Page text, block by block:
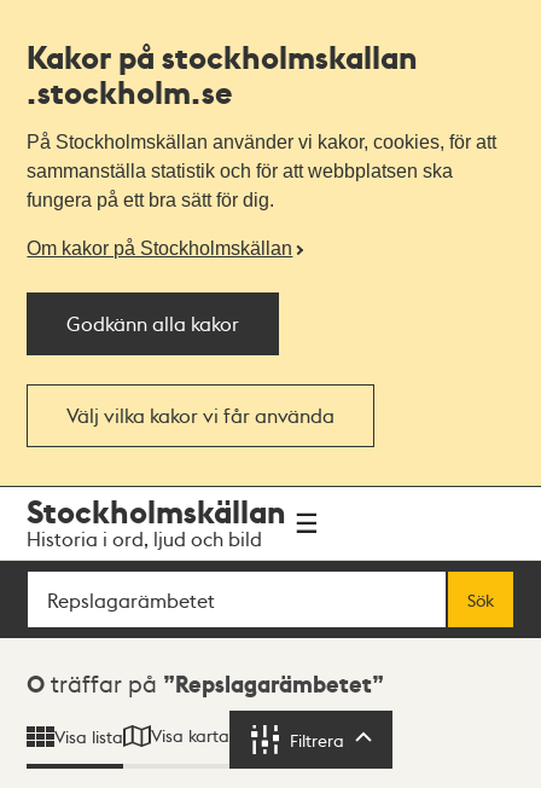
Kakor på stockholmskallan
.stockholm.se
På Stockholmskällan använder vi kakor, cookies, för att
sammanställa statistik och för att webbplatsen ska
fungera på ett bra sätt för dig.
Om kakor på Stockholmskällan
Godkänn alla kakor
Välj vilka kakor vi får använda
navigationen
huvudinnehållet
Stockholmskällan
Historia i ord, ljud och bild
Sök
Sök
Sökresultat
0 träffar på Repslagarämbetet
Visa lista Visa karta Filtrera